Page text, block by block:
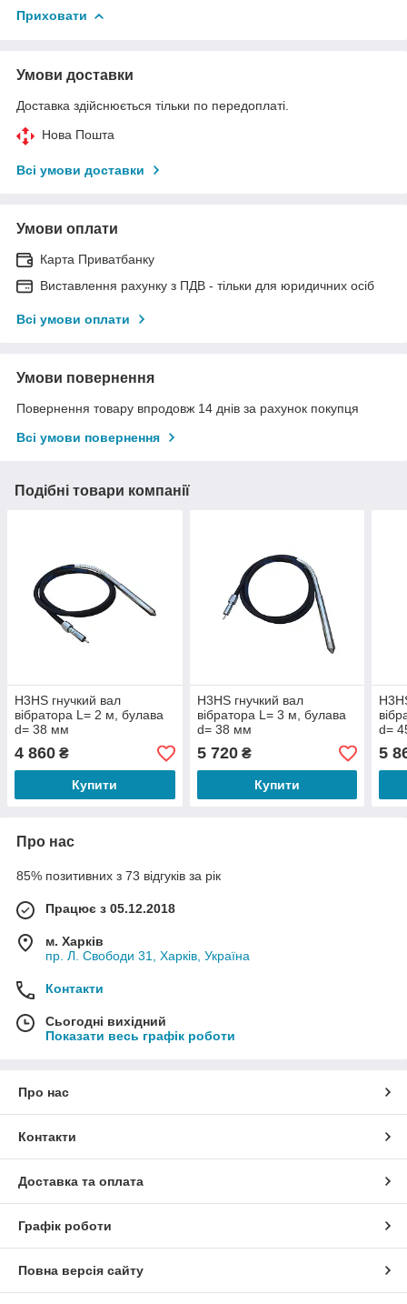
Приховати
Умови доставки
Доставка здійснюється тільки по передоплаті.
Нова Пошта
Всі умови доставки
Умови оплати
Карта Приватбанку
Виставлення рахунку з ПДВ - тільки для юридичних осіб
Всі умови оплати
Умови повернення
Повернення товару впродовж 14 днів за рахунок покупця
Всі умови повернення
Подібні товари компанії
H3HS гнучкий вал
вібратора L= 2 м, булава
d= 38 мм
4 860 ₴
Купити
H3HS гнучкий вал
вібратора L= 3 м, булава
d= 38 мм
5 720₴
Купити
d=
5
Про нас
85% позитивних з 73 відгуків за рік
Працює з 05.12.2018
м. Харків
пр. Л. Свободи 31, Харків, Україна
Контакти
Сьогодні вихідний
Показати весь графік роботи
Про нас
Контакти
Доставка та оплата
Графік роботи
Повна версія сайту